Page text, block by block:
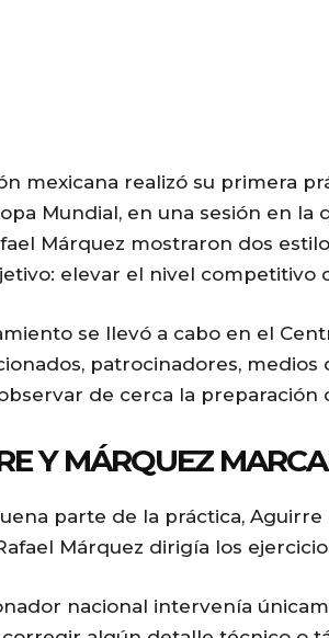
mexicana realizó su primera
Mundial, en una sesión en
Márquez mostraron dos
elevar el nivel competitivo
se llevó a cabo en el
patrocinadores, medios
de cerca la preparación
Y MÁRQUEZ
parte de la práctica,
Márquez dirigía los
nacional intervenía